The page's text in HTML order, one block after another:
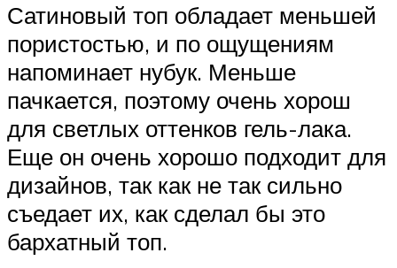
Сатиновый топ обладает меньшей
пористостью, и по ощущениям
напоминает нубук. Меньше
пачкается, поэтому очень хорош
для светлых оттенков гель-лака.
Еще он очень хорошо подходит для
дизайнов, так как не так сильно
съедает их, как сделал бы это
бархатный топ.